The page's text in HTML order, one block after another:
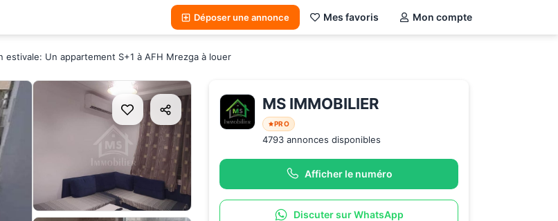
Déposer une annonce Mes favoris Mon compte
estivale: Un appartement S+1 à AFH Mrezga à louer
MS IMMOBILIER
PRO
4793 annonces disponibles
Afficher le numéro
Discuter sur WhatsApp